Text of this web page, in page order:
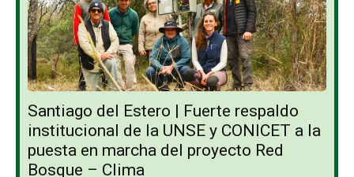
Santiago del Estero | Fuerte respaldo
institucional de la UNSE y CONICET a la
puesta en marcha del proyecto Red
Bosque – Clima